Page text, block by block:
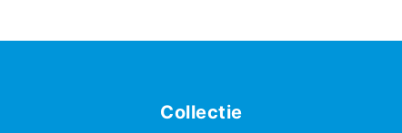
Collectie